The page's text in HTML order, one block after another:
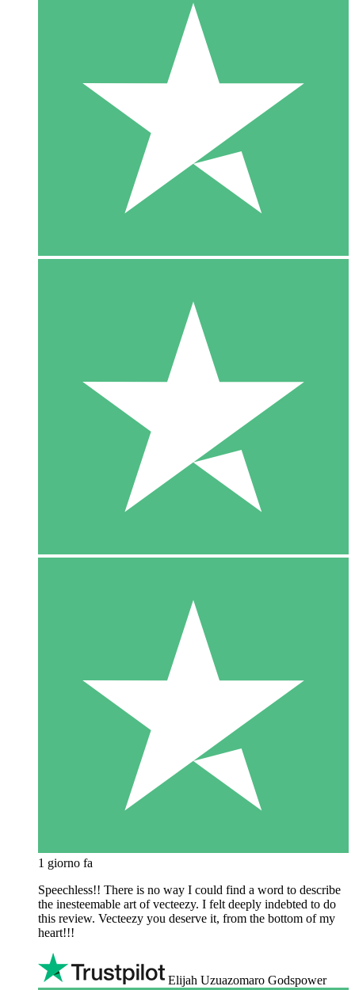
1 giorno fa
Speechless!! There is no way I could find a word to describe
the inesteemable art of vecteezy. I felt deeply indebted to do
this review. Vecteezy you deserve it, from the bottom of my
heart!!!
Elijah Uzuazomaro Godspower